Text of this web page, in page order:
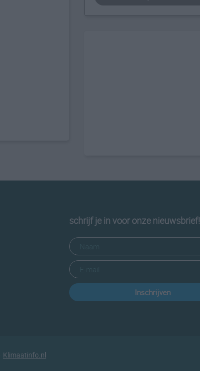
schrijf je in voor onze nieuwsbrief!
Inschrijven
Klimaatinfo.nl